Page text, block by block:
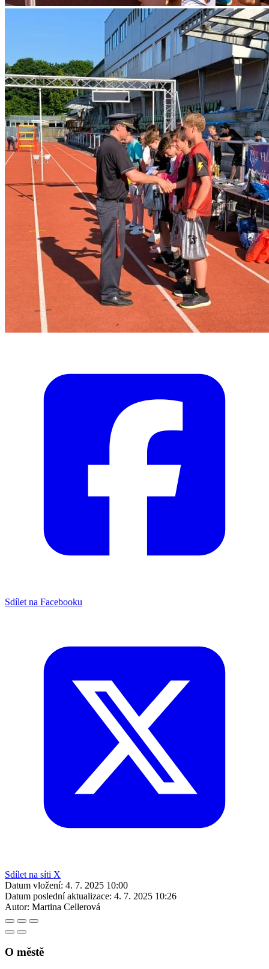
Sdílet na Facebooku
Sdílet na síti X
Datum vložení: 4. 7. 2025 10:00
Datum poslední aktualizace: 4. 7. 2025 10:26
Autor: Martina Cellerová
O městě